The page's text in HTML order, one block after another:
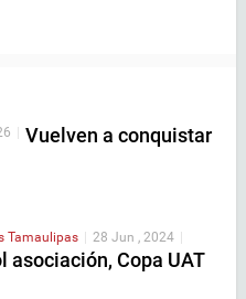
Vuelven a conquistar
Tamaulipas | 28 Jun , 2024 |
asociación, Copa UAT